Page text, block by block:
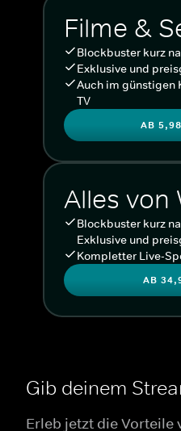
Filme &
Blockbuster kurz
Exklusive und
Auch im günstigen
TV
AB
Alles von
Blockbuster kurz
Exklusive und
Kompletter Live-
AB
Gib deinem
Erleb jetzt die Vorteile